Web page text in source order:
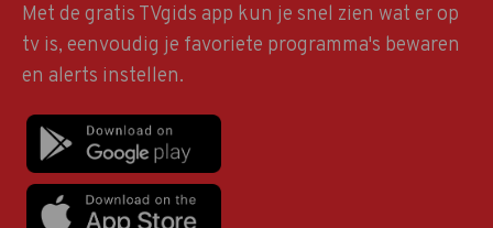
Met de gratis TVgids app kun je snel zien wat er op
tv is, eenvoudig je favoriete programma's bewaren
en alerts instellen.